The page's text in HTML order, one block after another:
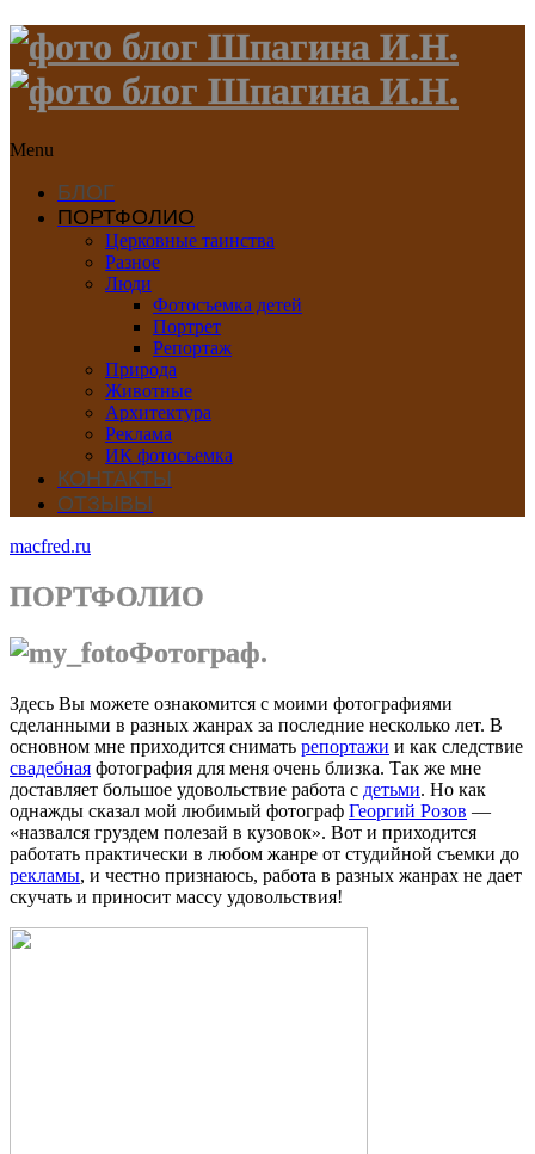
Menu
БЛОГ
ПОРТФОЛИО
Церковные таинства
Разное
Люди
Фотосъемка детей
Портрет
Репортаж
Природа
Животные
Архитектура
Реклама
ИК фотосъемка
КОНТАКТЫ
ОТЗЫВЫ
macfred.ru
ПОРТФОЛИО
Фотограф.
Здесь Вы можете ознакомится с моими фотографиями
сделанными в разных жанрах за последние несколько лет. В
основном мне приходится снимать репортажи и как следствие
свадебная фотография для меня очень близка. Так же мне
доставляет большое удовольствие работа с детьми. Но как
однажды сказал мой любимый фотограф Георгий Розов —
«назвался груздем полезай в кузовок». Вот и приходится
работать практически в любом жанре от студийной съемки до
рекламы, и честно признаюсь, работа в разных жанрах не дает
скучать и приносит массу удовольствия!